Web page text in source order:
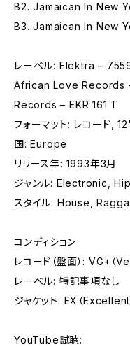
B2. Jamaican In New
B3. Jamaican In New
レーベル: Elektra –
African Love
Records – EKR 161 T
フォーマット: レコード
国: Europe
リリース年: 1993年3月
ジャンル: Electronic,
スタイル: House,
コンディション
レコード（盤面）: VG+
レーベル: 特記事項なし
ジャケット: EX（Excellent
YouTube試聴: